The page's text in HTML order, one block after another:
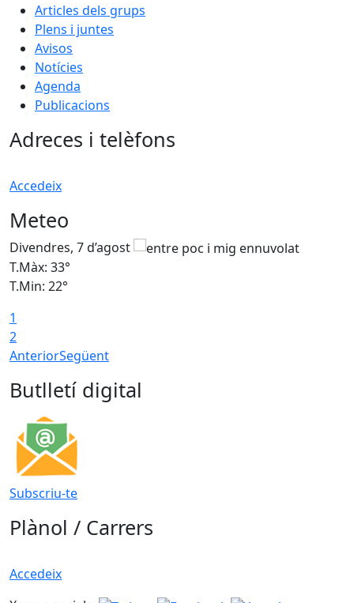
Articles dels grups
Plens i juntes
Avisos
Notícies
Agenda
Publicacions
Adreces i telèfons
Accedeix
Meteo
Divendres, 7 d’agost
T.Màx: 33°
T.Min: 22°
1
2
AnteriorSegüent
Butlletí digital
Subscriu-te
Plànol / Carrers
Accedeix